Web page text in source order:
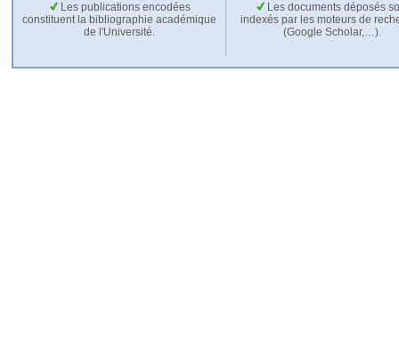
Les publications encodées
constituent la bibliographie académique
de l'Université.
Les documents déposés
indexés par les moteurs de
(Google Scholar,…).